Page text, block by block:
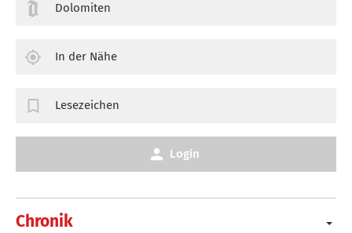
Chronik
Dolomiten
In der Nähe
Lesezeichen
Login